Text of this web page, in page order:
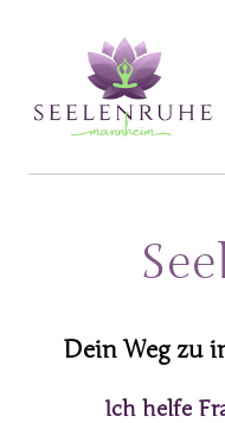
Dein Weg zu
Ich helfe